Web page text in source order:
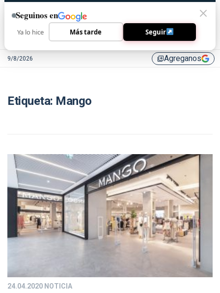
9/8/2026 library_addAgreganos
Etiqueta: Mango
24.04.2020NOTICIA
Seguinos en
Ya lo hice Más tarde Seguir